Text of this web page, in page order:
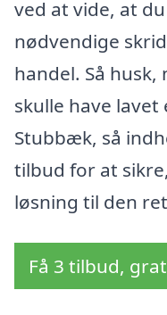
ved at vide, at
nødvendige
handel. Så
skulle have
Stubbæk, så
tilbud for at
løsning til den
Få 3 tilbud,